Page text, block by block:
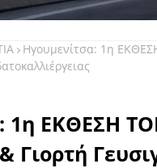
Ηγουμενίτσα: 1η
1η ΕΚΘΕΣΗ
Γιορτή